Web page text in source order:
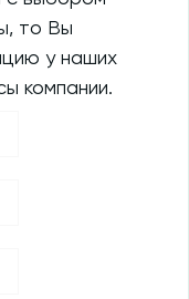
то Вы
у наших
компании.